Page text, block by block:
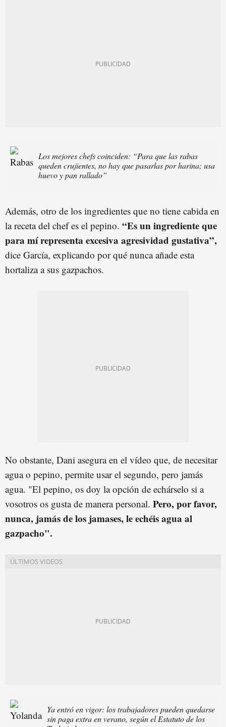
Los mejores chefs coinciden: “Para que las rabas
queden crujientes, no hay que pasarlas por harina; usa
huevo y pan rallado”
Además, otro de los ingredientes que no tiene cabida en
la receta del chef es el pepino. “Es un ingrediente que
para mí representa excesiva agresividad gustativa”,
dice García, explicando por qué nunca añade esta
hortaliza a sus gazpachos.
No obstante, Dani asegura en el vídeo que, de necesitar
agua o pepino, permite usar el segundo, pero jamás
agua. "El pepino, os doy la opción de echárselo si a
vosotros os gusta de manera personal. Pero, por favor,
nunca, jamás de los jamases, le echéis agua al
gazpacho".
Ya entró en vigor: los trabajadores pueden quedarse
sin paga extra en verano, según el Estatuto de los